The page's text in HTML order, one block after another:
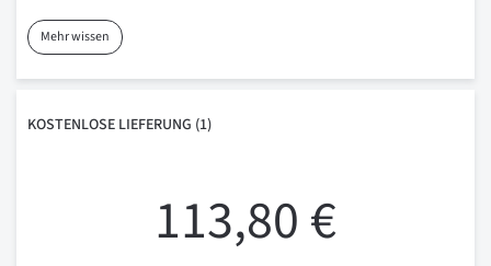
Mehr wissen
KOSTENLOSE LIEFERUNG (1)
113,80 €